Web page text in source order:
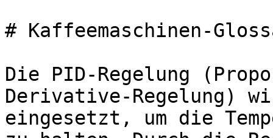
# Kaffeemaschinen-
Die PID-Regelung
Derivative-Regelung)
eingesetzt, um die